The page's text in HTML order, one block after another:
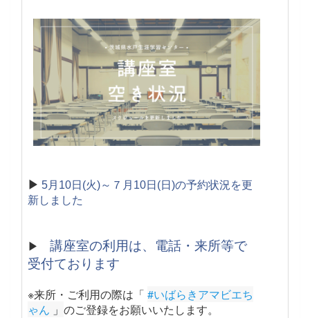
▶ 5月10日(火)～７月10日(日)の予約状況を更
新しました
▶ 講座室の利用は、電話・来所等で
受付ております
※来所・ご利用の際は「 #いばらきアマビエち
ゃん 」 のご登録をお願いいたします。